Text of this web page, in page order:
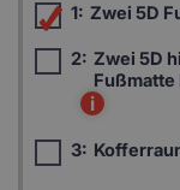
1: Zwei 5D
2: Zwei 5D
Fußmatte
i
3: